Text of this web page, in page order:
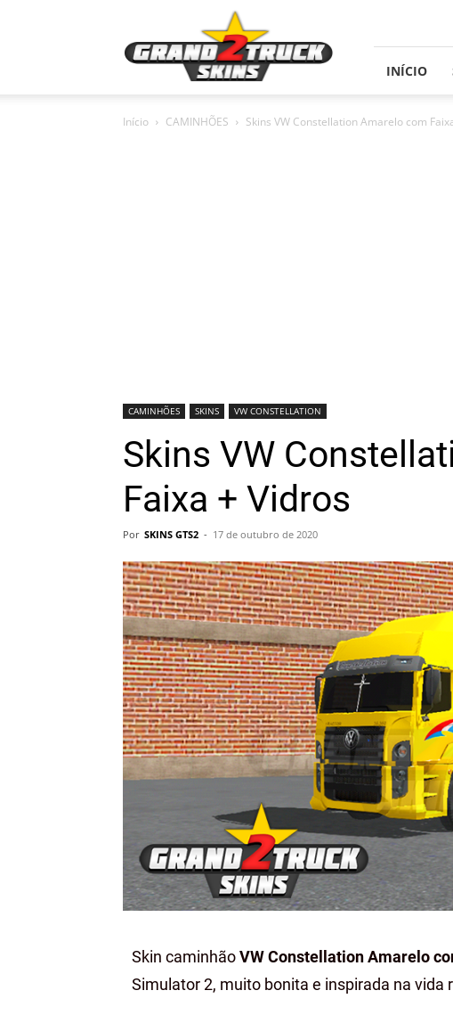
Truck
INÍCIO
Início CAMINHÕES Skins VW Constellation Amarelo com
CAMINHÕES SKINS VW CONSTELLATION
Skins VW
Faixa + Vidros
Por SKINS GTS2 - 17 de outubro de 2020
Skin caminhãoVW Constellation Amarelo
Simulator 2, muito bonita e inspirada na vida